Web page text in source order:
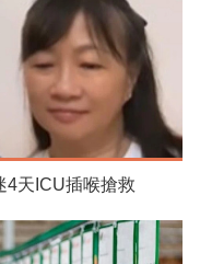
4天ICU插喉搶救